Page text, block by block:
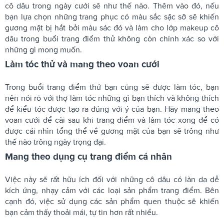
cô dâu trong ngày cưới sẽ như thế nào. Thêm vào đó, nếu
bạn lựa chọn những trang phục có màu sắc sặc sỡ sẽ khiến
gương mặt bị hắt bởi màu sác đó và làm cho lớp makeup cô
dâu trong buổi trang điểm thử không còn chính xác so với
những gì mong muốn.
Làm tóc thử và mang theo voan cưới
Trong buổi trang điểm thử bạn cũng sẽ được làm tóc, bạn
nên nói rõ với thợ làm tóc những gì bạn thích và không thích
để kiểu tóc được tạo ra đúng với ý của bạn. Hãy mang theo
voan cưới để cài sau khi trang điểm và làm tóc xong để có
được cái nhìn tổng thể về gương mặt của bạn sẽ trông như
thế nào trông ngày trọng đại.
Mang theo dụng cụ trang điểm cá nhân
Việc này sẽ rất hữu ích đối với những cô dâu có làn da dễ
kích ứng, nhạy cảm với các loại sản phẩm trang điểm. Bên
cạnh đó, việc sử dụng các sản phẩm quen thuộc sẽ khiến
bạn cảm thấy thoải mái, tự tin hơn rất nhiều.